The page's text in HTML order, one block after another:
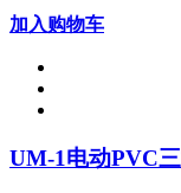
加入购物车
UM-1电动PVC